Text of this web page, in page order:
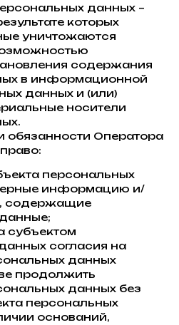
данных –
которых
уничтожаются
содержания
в информационной
данных и (или)
носители
обязанности Оператора
персональных
информацию и/
содержащие
субъектом
согласия на
данных
продолжить
данных без
персональных
оснований,